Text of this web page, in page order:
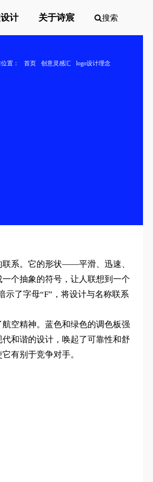
计 关于诗宸 搜索
置： 首页 创意灵感汇
logo设计理念
联系。它的形状——平滑、迅速、
个抽象的符号，让人联想到一个
示了字母“F”，将设计与名称联系
空精神。蓝色和绿色的调色板强
和谐的设计，唤起了可靠性和舒
有别于竞争对手。